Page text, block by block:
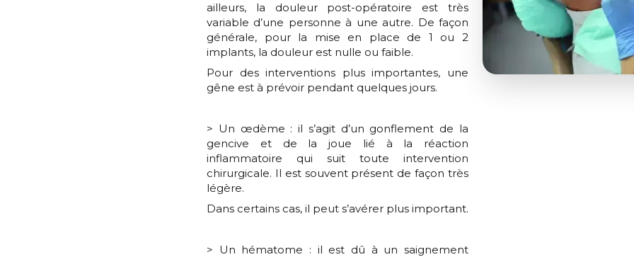
ailleurs, la douleur post-opératoire est très
variable d’une personne à une autre. De façon
générale, pour la mise en place de 1 ou 2
implants, la douleur est nulle ou faible.
Pour des interventions plus importantes, une
gêne est à prévoir pendant quelques jours.
> Un œdème : il s’agit d’un gonflement de la
gencive et de la joue lié à la réaction
inflammatoire qui suit toute intervention
chirurgicale. Il est souvent présent de façon très
légère.
Dans certains cas, il peut s’avérer plus important.
> Un hématome : il est dû à un saignement